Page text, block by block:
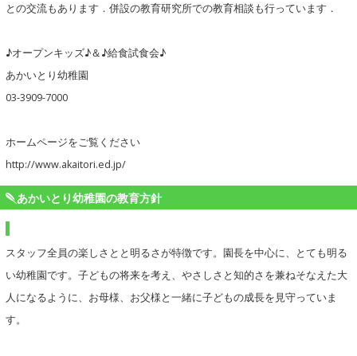
との交流もあります．併設の教育研究所での教育相談も行っています．
♪オープンキッズ♪＆♪給食試食会♪
あかいとり幼稚園
03-3909-7000
ホームページをご覧ください
http://www.akaitori.ed.jp/
あかいとり幼稚園の教育方針
スタッフ全員の楽しさとと明るさが特徴です。園長を中心に、とても明る
い幼稚園です。子どもの将来を考え、やさしさと知的さを兼ねそなえた大
人になるように、お母様、お父様と一緒に子どもの成長を見守っていま
す。